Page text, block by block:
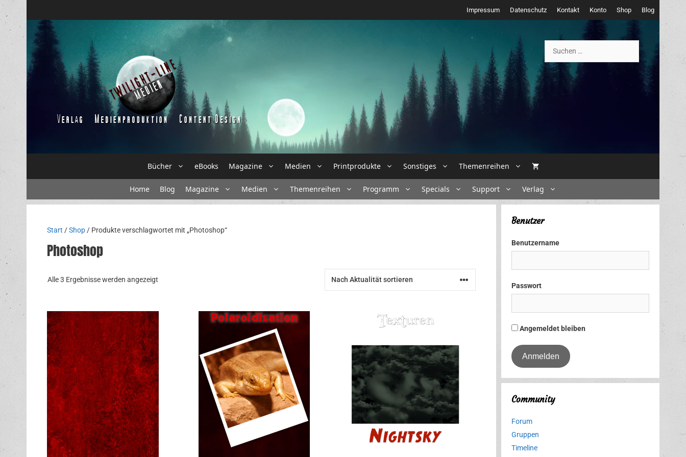
Inhalt
springen
Impressum Datenschutz Kontakt Konto Shop Blog
nach:
Bücher eBooks Magazine Medien Printprodukte Sonstiges Themenreihen
Home Blog Magazine Medien Themenreihen Programm Specials Support Verlag
Start /Shop / Produkte verschlagwortet mit „Photoshop“
Photoshop
Alle 3 Ergebnisse werden angezeigt
Benutzer
Benutzername
Passwort
Angemeldet bleiben
Community
Forum
Gruppen
Timeline